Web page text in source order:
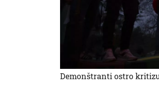
Demonštranti ostro